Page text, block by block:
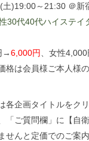
)19:00～21:30 ＠新
30代40代ハイステ
→6,000円 、女性
格は会員様ご本人様の
各企画タイトルをク
「ご質問欄」に【自
せんと定価でのご案